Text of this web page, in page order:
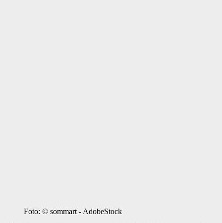
Foto: © sommart - AdobeStock